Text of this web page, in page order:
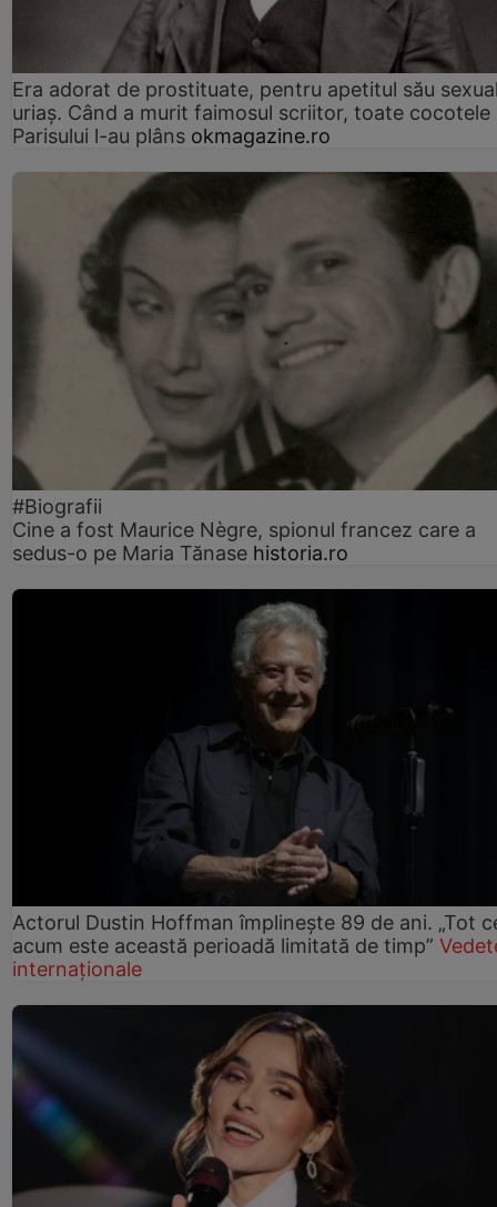
Era adorat de prostituate, pentru apetitul său
uriaș. Când a murit faimosul scriitor, toate cocotele
Parisului l-au plâns okmagazine.ro
#Biografii
Cine a fost Maurice Nègre, spionul francez care a
sedus-o pe Maria Tănase historia.ro
Actorul Dustin Hoffman împlinește 89 de ani. „Tot
acum este această perioadă limitată de timp”
internaționale